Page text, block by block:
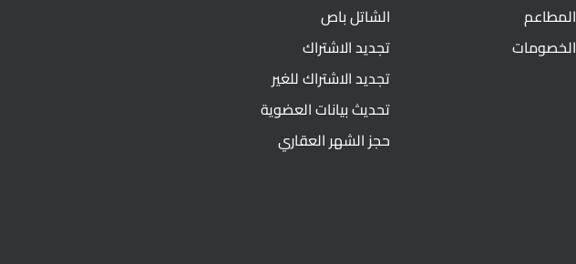
المطاعم
الخصومات
الشاتل باص
تجديد الاشتراك
تجديد الاشتراك للغير
تحديث بيانات العضوية
حجز الشهر العقاري